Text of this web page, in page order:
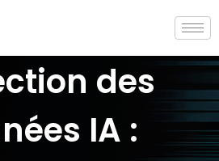
des
IA :